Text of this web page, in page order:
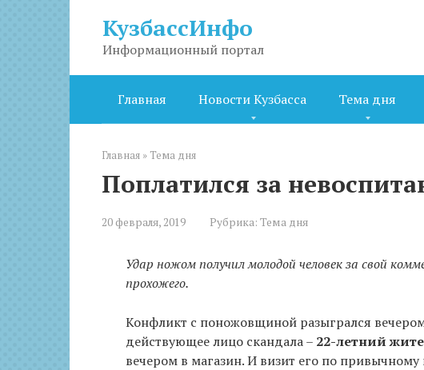
КузбассИнфо
Информационный портал
Главная Новости Кузбасса Тема дня
Главная » Тема дня
Поплатился за
20 февраля, 2019 Рубрика: Тема дня
Удар ножом получил молодой человек за свой
прохожего.
Конфликт с поножовщиной разыгрался вечером
действующее лицо скандала – 22-летний
вечером в магазин. И визит его по